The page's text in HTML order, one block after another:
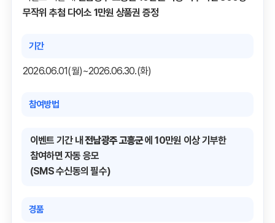
무작위 추첨 다이소 1만원 상품권 증정
기간
2026.06.01(월)~2026.06.30.(화)
참여방법
이벤트 기간 내전남광주고흥군에 10만원 이상 기부한
참여하면 자동 응모
(SMS 수신동의 필수)
경품